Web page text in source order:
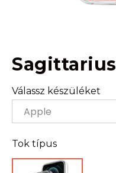
Sagittarius
Válassz készüléket
Tok típus